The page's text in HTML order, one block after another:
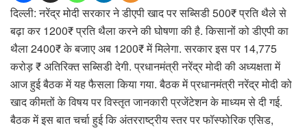
दिल्ली: नरेंद्र मोदी सरकार ने डीएपी खाद पर सब्सिडी 500₹ प्रति थैले से
बढ़ा कर 1200₹ प्रति थैला करने की घोषणा की है. किसानों को डीएपी का
थैला 2400₹ के बजाए अब 1200₹ में मिलेगा. सरकार इस पर 14,775
करोड़ ₹ अतिरिक्त सब्सिडी देगी. प्रधानमंत्री नरेंद्र मोदी की अध्यक्षता में
आज हुई बैठक में यह फैसला किया गया. बैठक में प्रधानमंत्री नरेंद्र मोदी को
खाद कीमतों के विषय पर विस्तृत जानकारी प्रजेंटेशन के माध्यम से दी गई.
बैठक में इस बात चर्चा हुई कि अंतरराष्ट्रीय स्तर पर फॉस्फोरिक एसिड,